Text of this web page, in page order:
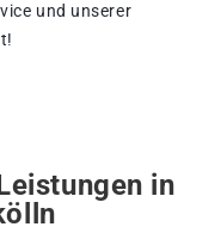
und unserer
in